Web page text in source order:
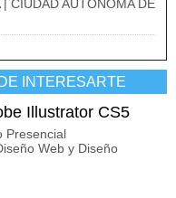
CIUDAD AUTONOMA DE
INTERESARTE
Illustrator CS5
Presencial
Web y Diseño